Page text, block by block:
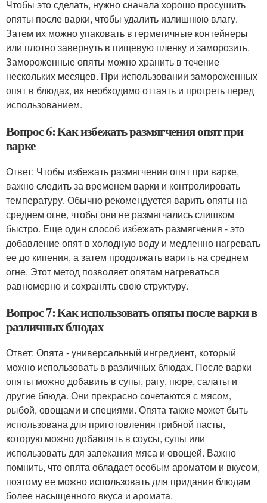
Чтобы это сделать, нужно сначала хорошо просушить
опяты после варки, чтобы удалить излишнюю влагу.
Затем их можно упаковать в герметичные контейнеры
или плотно завернуть в пищевую пленку и заморозить.
Замороженные опяты можно хранить в течение
нескольких месяцев. При использовании замороженных
опят в блюдах, их необходимо оттаять и прогреть перед
использованием.
Вопрос 6: Как избежать размягчения опят при
варке
Ответ: Чтобы избежать размягчения опят при варке,
важно следить за временем варки и контролировать
температуру. Обычно рекомендуется варить опяты на
среднем огне, чтобы они не размягчались слишком
быстро. Еще один способ избежать размягчения - это
добавление опят в холодную воду и медленно нагревать
ее до кипения, а затем продолжать варить на среднем
огне. Этот метод позволяет опятам нагреваться
равномерно и сохранять свою структуру.
Вопрос 7: Как использовать опяты после варки в
различных блюдах
Ответ: Опята - универсальный ингредиент, который
можно использовать в различных блюдах. После варки
опяты можно добавить в супы, рагу, пюре, салаты и
другие блюда. Они прекрасно сочетаются с мясом,
рыбой, овощами и специями. Опята также может быть
использована для приготовления грибной пасты,
которую можно добавлять в соусы, супы или
использовать для запекания мяса и овощей. Важно
помнить, что опята обладает особым ароматом и вкусом,
поэтому ее можно использовать для придания блюдам
более насыщенного вкуса и аромата.